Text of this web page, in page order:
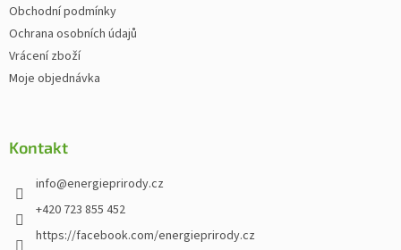
Obchodní podmínky
Ochrana osobních údajů
Vrácení zboží
Moje objednávka
Kontakt
info@energieprirody.cz
+420 723 855 452
https://facebook.com/energieprirody.cz